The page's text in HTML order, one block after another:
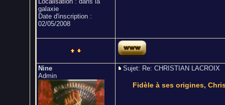
galaxie
Date d'inscription :
02/05/2008
Nine
Admin
Sujet: Re: CHRISTIAN
Fidèle à ses origines,